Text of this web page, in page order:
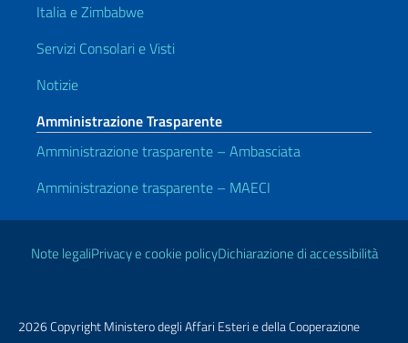
Italia e Zimbabwe
Servizi Consolari e Visti
Notizie
Amministrazione Trasparente
Amministrazione trasparente – Ambasciata
Amministrazione trasparente – MAECI
Link Utili
Note legaliPrivacy e cookie policyDichiarazione di accessibilità
2026 Copyright Ministero degli Affari Esteri e della Cooperazione